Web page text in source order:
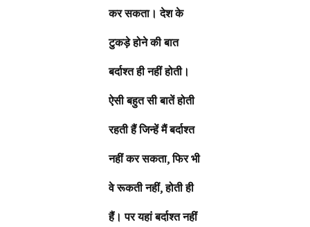
कर सकता। देश के
टुकड़े होने की बात
बर्दाश्त ही नहीं होती।
ऐसी बहुत सी बातें होती
रहती हैं जिन्हें मैं बर्दाश्त
नहीं कर सकता, फिर भी
वे रूकती नहीं, होती ही
हैं। पर यहां बर्दाश्त नहीं